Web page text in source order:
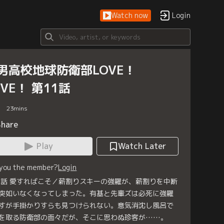
Watch now Login
高校地球防衛部LOVE！
！ 第11話
23mins
Play
Watch Later
the member?Login
愛すればこそ／薪割りスキーの強羅が、薪割りを中断
如いなくなってしまった。有基と先輩ズは必死に強羅
が手掛かりすらも見つけられない。意気消沈し風呂で
取る防衛部の面々だが、そこに思わぬ珍客が……。